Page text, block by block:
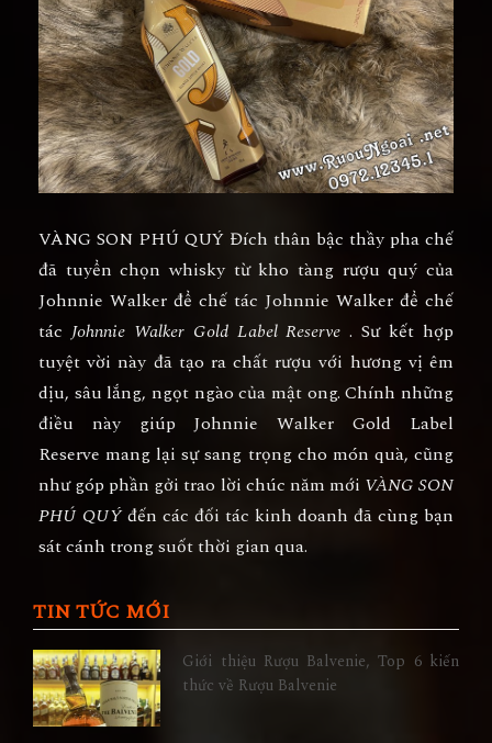
VÀNG SON PHÚ QUÝ Đích thân bậc thầy pha chế
đã tuyển chọn whisky từ kho tàng rượu quý của
Johnnie Walker để chế tác Johnnie Walker để chế
tác Johnnie Walker Gold Label Reserve . Sư kết hợp
tuyệt vời này đã tạo ra chất rượu với hương vị êm
dịu, sâu lắng, ngọt ngào của mật ong. Chính những
điều này giúp Johnnie Walker Gold Label
Reserve mang lại sự sang trọng cho món quà, cũng
như góp phần gởi trao lời chúc năm mới VÀNG SON
PHÚ QUÝ đến các đối tác kinh doanh đã cùng bạn
sát cánh trong suốt thời gian qua.
TIN TỨC MỚI
Giới thiệu Rượu Balvenie, Top 6 kiến
thức về Rượu Balvenie